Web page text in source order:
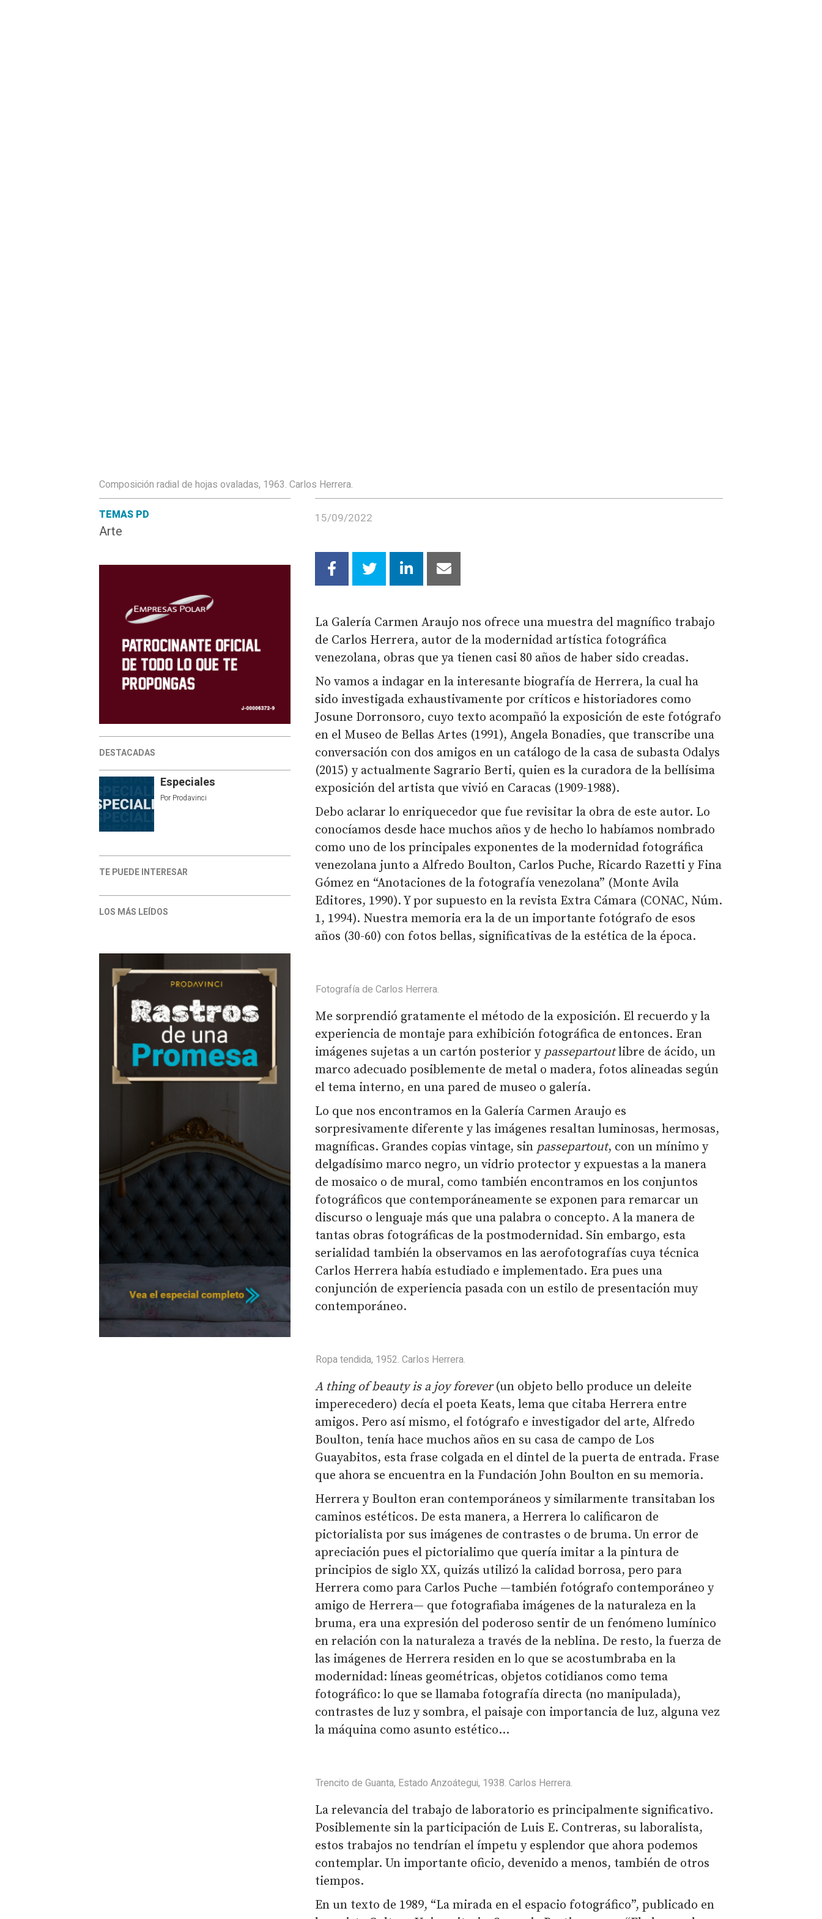
Composición radial de hojas ovaladas, 1963. Carlos Herrera.
TEMAS PD
Arte
DESTACADAS
Especiales
Por Prodavinci
TE PUEDE INTERESAR
LOS MÁS LEÍDOS
15/09/2022
La Galería Carmen Araujo nos ofrece una muestra del magnífico trabajo
de Carlos Herrera, autor de la modernidad artística fotográfica
venezolana, obras que ya tienen casi 80 años de haber sido creadas.
No vamos a indagar en la interesante biografía de Herrera, la cual ha
sido investigada exhaustivamente por críticos e historiadores como
Josune Dorronsoro, cuyo texto acompañó la exposición de este fotógrafo
en el Museo de Bellas Artes (1991), Angela Bonadies, que transcribe una
conversación con dos amigos en un catálogo de la casa de subasta Odalys
(2015) y actualmente Sagrario Berti, quien es la curadora de la bellísima
exposición del artista que vivió en Caracas (1909-1988).
Debo aclarar lo enriquecedor que fue revisitar la obra de este autor. Lo
conocíamos desde hace muchos años y de hecho lo habíamos nombrado
como uno de los principales exponentes de la modernidad fotográfica
venezolana junto a Alfredo Boulton, Carlos Puche, Ricardo Razetti y Fina
Gómez en “Anotaciones de la fotografía venezolana” (Monte Avila
Editores, 1990). Y por supuesto en la revista Extra Cámara (CONAC, Núm.
1, 1994). Nuestra memoria era la de un importante fotógrafo de esos
años (30-60) con fotos bellas, significativas de la estética de la época.
Fotografía de Carlos Herrera.
Me sorprendió gratamente el método de la exposición. El recuerdo y la
experiencia de montaje para exhibición fotográfica de entonces. Eran
imágenes sujetas a un cartón posterior y passepartoutlibre de ácido, un
marco adecuado posiblemente de metal o madera, fotos alineadas según
el tema interno, en una pared de museo o galería.
Lo que nos encontramos en la Galería Carmen Araujo es
sorpresivamente diferente y las imágenes resaltan luminosas, hermosas,
magníficas. Grandes copias vintage, sin passepartout, con un mínimo y
delgadísimo marco negro, un vidrio protector y expuestas a la manera
de mosaico o de mural, como también encontramos en los conjuntos
fotográficos que contemporáneamente se exponen para remarcar un
discurso o lenguaje más que una palabra o concepto. A la manera de
tantas obras fotográficas de la postmodernidad. Sin embargo, esta
serialidad también la observamos en las aerofotografías cuya técnica
Carlos Herrera había estudiado e implementado. Era pues una
conjunción de experiencia pasada con un estilo de presentación muy
contemporáneo.
Ropa tendida, 1952. Carlos Herrera.
A thing of beauty is a joy forever(un objeto bello produce un deleite
imperecedero) decía el poeta Keats, lema que citaba Herrera entre
amigos. Pero así mismo, el fotógrafo e investigador del arte, Alfredo
Boulton, tenía hace muchos años en su casa de campo de Los
Guayabitos, esta frase colgada en el dintel de la puerta de entrada. Frase
que ahora se encuentra en la Fundación John Boulton en su memoria.
Herrera y Boulton eran contemporáneos y similarmente transitaban los
caminos estéticos. De esta manera, a Herrera lo calificaron de
pictorialista por sus imágenes de contrastes o de bruma. Un error de
apreciación pues el pictorialimo que quería imitar a la pintura de
principios de siglo XX, quizás utilizó la calidad borrosa, pero para
Herrera como para Carlos Puche —también fotógrafo contemporáneo y
amigo de Herrera— que fotografiaba imágenes de la naturaleza en la
bruma, era una expresión del poderoso sentir de un fenómeno lumínico
en relación con la naturaleza a través de la neblina. De resto, la fuerza de
las imágenes de Herrera residen en lo que se acostumbraba en la
modernidad: líneas geométricas, objetos cotidianos como tema
fotográfico: lo que se llamaba fotografía directa (no manipulada),
contrastes de luz y sombra, el paisaje con importancia de luz, alguna vez
la máquina como asunto estético…
Trencito de Guanta, Estado Anzoátegui, 1938. Carlos Herrera.
La relevancia del trabajo de laboratorio es principalmente significativo.
Posiblemente sin la participación de Luis E. Contreras, su laboralista,
estos trabajos no tendrían el ímpetu y esplendor que ahora podemos
contemplar. Un importante oficio, devenido a menos, también de otros
tiempos.
En un texto de 1989, “La mirada en el espacio fotográfico”, publicado en